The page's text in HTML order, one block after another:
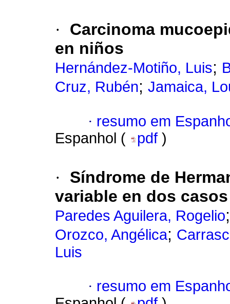
·
Carcinoma
en niños
Hernández-Motiño, Luis;
Cruz, Rubén; Jamaica,
· resumo em
Espanhol (
pdf )
·
Síndrome de
variable en dos
Paredes Aguilera, Rogelio
Orozco, Angélica;
Luis
· resumo em